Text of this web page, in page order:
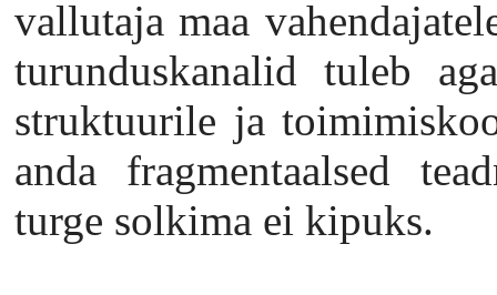
vallutaja maa
turunduskanalid tuleb
struktuurile ja
anda fragmentaalsed
turge solkima ei kipuks.